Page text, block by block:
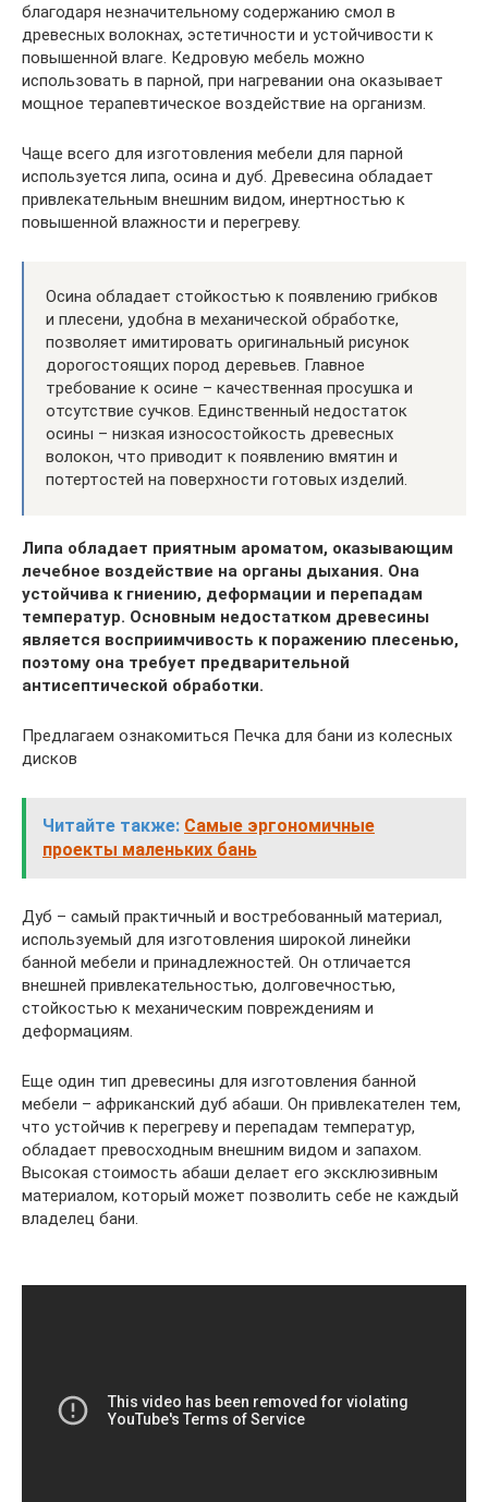
благодаря незначительному содержанию смол в
древесных волокнах, эстетичности и устойчивости к
повышенной влаге. Кедровую мебель можно
использовать в парной, при нагревании она оказывает
мощное терапевтическое воздействие на организм.
Чаще всего для изготовления мебели для парной
используется липа, осина и дуб. Древесина обладает
привлекательным внешним видом, инертностью к
повышенной влажности и перегреву.
Осина обладает стойкостью к появлению грибков
и плесени, удобна в механической обработке,
позволяет имитировать оригинальный рисунок
дорогостоящих пород деревьев. Главное
требование к осине – качественная просушка и
отсутствие сучков. Единственный недостаток
осины – низкая износостойкость древесных
волокон, что приводит к появлению вмятин и
потертостей на поверхности готовых изделий.
Липа обладает приятным ароматом, оказывающим
лечебное воздействие на органы дыхания. Она
устойчива к гниению, деформации и перепадам
температур. Основным недостатком древесины
является восприимчивость к поражению плесенью,
поэтому она требует предварительной
антисептической обработки.
Предлагаем ознакомиться Печка для бани из колесных
дисков
Читайте также: Самые эргономичные
проекты маленьких бань
Дуб – самый практичный и востребованный материал,
используемый для изготовления широкой линейки
банной мебели и принадлежностей. Он отличается
внешней привлекательностью, долговечностью,
стойкостью к механическим повреждениям и
деформациям.
Еще один тип древесины для изготовления банной
мебели – африканский дуб абаши. Он привлекателен тем,
что устойчив к перегреву и перепадам температур,
обладает превосходным внешним видом и запахом.
Высокая стоимость абаши делает его эксклюзивным
материалом, который может позволить себе не каждый
владелец бани.